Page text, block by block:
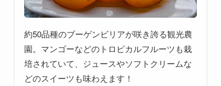
約50品種のブーゲンビリアが咲き誇る観光農
園。マンゴーなどのトロピカルフルーツも栽
培されていて、ジュースやソフトクリームな
どのスイーツも味わえます！